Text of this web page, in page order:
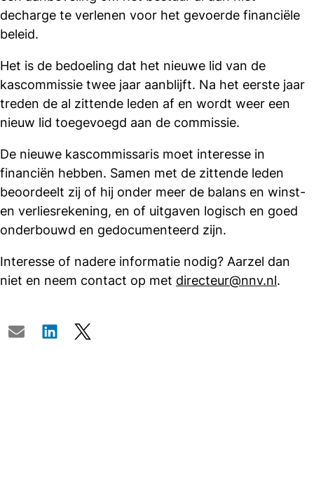
decharge te verlenen voor het gevoerde financiële
beleid.
Het is de bedoeling dat het nieuwe lid van de
kascommissie twee jaar aanblijft. Na het eerste jaar
treden de al zittende leden af en wordt weer een
nieuw lid toegevoegd aan de commissie.
De nieuwe kascommissaris moet interesse in
financiën hebben. Samen met de zittende leden
beoordeelt zij of hij onder meer de balans en winst-
en verliesrekening, en of uitgaven logisch en goed
onderbouwd en gedocumenteerd zijn.
Interesse of nadere informatie nodig? Aarzel dan
niet en neem contact op met directeur@nnv.nl.
Deel
ditE-mailLinkedIn
X